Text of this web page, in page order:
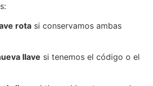
rota si conservamos ambas
llave si tenemos el código o el